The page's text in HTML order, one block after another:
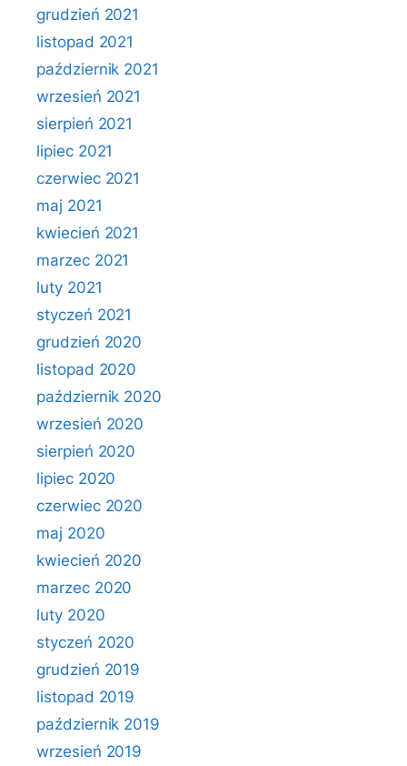
grudzień 2021
listopad 2021
październik 2021
wrzesień 2021
sierpień 2021
lipiec 2021
czerwiec 2021
maj 2021
kwiecień 2021
marzec 2021
luty 2021
styczeń 2021
grudzień 2020
listopad 2020
październik 2020
wrzesień 2020
sierpień 2020
lipiec 2020
czerwiec 2020
maj 2020
kwiecień 2020
marzec 2020
luty 2020
styczeń 2020
grudzień 2019
listopad 2019
październik 2019
wrzesień 2019